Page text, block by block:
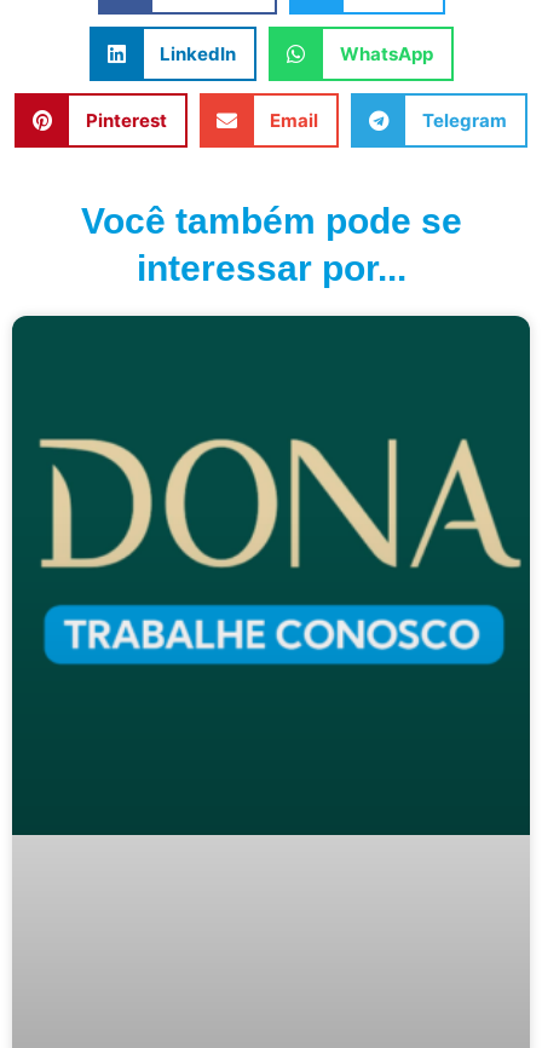
LinkedIn WhatsApp
Pinterest Email Telegram
Você também pode se
interessar por...